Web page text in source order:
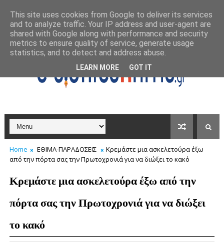
Home ΕΘΙΜΑ-ΠΑΡΑΔΟΣΕΙΣ
Κρεμάστε μια ασκελετούρα έξω
από την πόρτα σας την Πρωτοχρονιά για να διώξει το κακό
Κρεμάστε μια ασκελετούρα έξω από την
πόρτα σας την Πρωτοχρονιά για να διώξει
το κακό
This site uses cookies from Google to deliver its services
and to analyze traffic. Your IP address and user-agent are
shared with Google along with performance and security
metrics to ensure quality of service, generate usage
statistics, and to detect and address abuse.
LEARN MORE GOT IT